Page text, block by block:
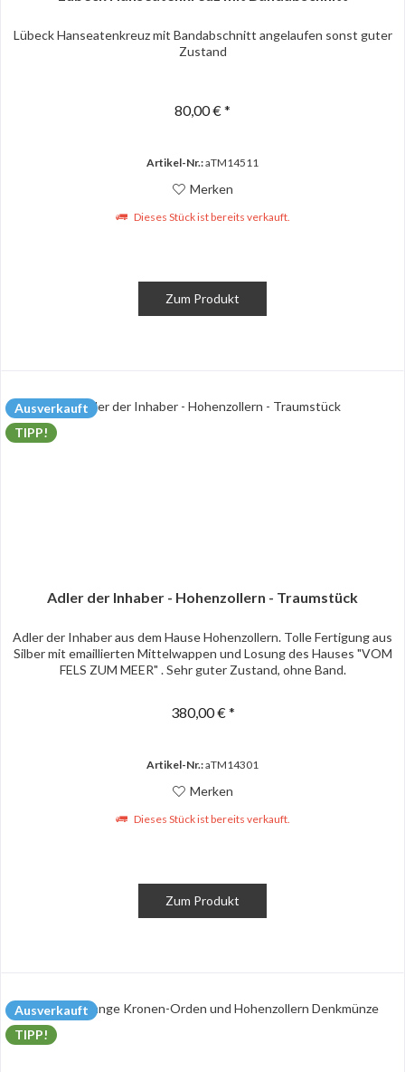
Lübeck Hanseatenkreuz mit Bandabschnitt angelaufen sonst guter
Zustand
80,00 € *
Artikel-Nr.:aTM14511
Merken
Dieses Stück ist bereits verkauft.
Zum Produkt
Ausverkauft
TIPP!
Adler der Inhaber - Hohenzollern - Traumstück
Adler der Inhaber aus dem Hause Hohenzollern. Tolle Fertigung aus
Silber mit emaillierten Mittelwappen und Losung des Hauses "VOM
FELS ZUM MEER" . Sehr guter Zustand, ohne Band.
380,00 € *
Artikel-Nr.:aTM14301
Merken
Dieses Stück ist bereits verkauft.
Zum Produkt
Ausverkauft
TIPP!